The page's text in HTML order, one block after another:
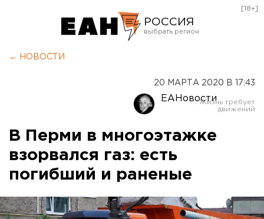
РОССИЯ
Оренбург
[18+]
← НОВОСТИ
20 МАРТА 2020 В 17:43
ЕАНовости
В Перми в многоэтажке
взорвался газ: есть
погибший и раненые